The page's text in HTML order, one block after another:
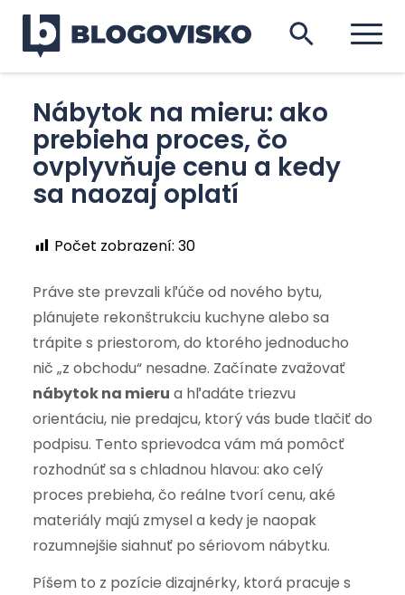
Nábytok na mieru: ako
prebieha proces, čo
ovplyvňuje cenu a kedy
sa naozaj oplatí
Počet zobrazení: 30
Práve ste prevzali kľúče od nového bytu,
plánujete rekonštrukciu kuchyne alebo sa
trápite s priestorom, do ktorého jednoducho
nič „z obchodu“ nesadne. Začínate zvažovať
nábytok na mieru a hľadáte triezvu
orientáciu, nie predajcu, ktorý vás bude tlačiť do
podpisu. Tento sprievodca vám má pomôcť
rozhodnúť sa s chladnou hlavou: ako celý
proces prebieha, čo reálne tvorí cenu, aké
materiály majú zmysel a kedy je naopak
rozumnejšie siahnuť po sériovom nábytku.
Píšem to z pozície dizajnérky, ktorá pracuje s